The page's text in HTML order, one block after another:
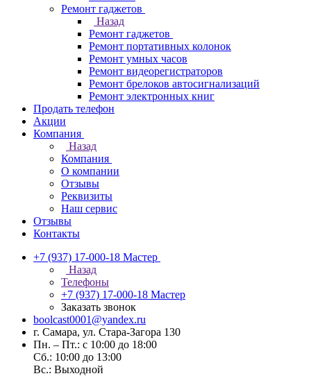
Ремонт гаджетов
Назад
Ремонт гаджетов
Ремонт портативных колонок
Ремонт умных часов
Ремонт видеорегистраторов
Ремонт брелоков автосигнализаций
Ремонт электронных книг
Продать телефон
Акции
Компания
Назад
Компания
О компании
Отзывы
Реквизиты
Наш сервис
Отзывы
Контакты
+7 (937) 17-000-18 Мастер
Назад
Телефоны
+7 (937) 17-000-18 Мастер
Заказать звонок
boolcast0001@yandex.ru
г. Самара, ул. Стара-Загора 130
Пн. – Пт.: с 10:00 до 18:00
Сб.: 10:00 до 13:00
Вс.: Выходной